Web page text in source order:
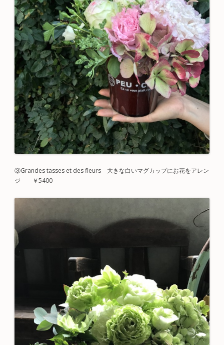
③Grandestasses et des fleurs 大きな白いマグカップにお花をアレン
ジ ￥5400